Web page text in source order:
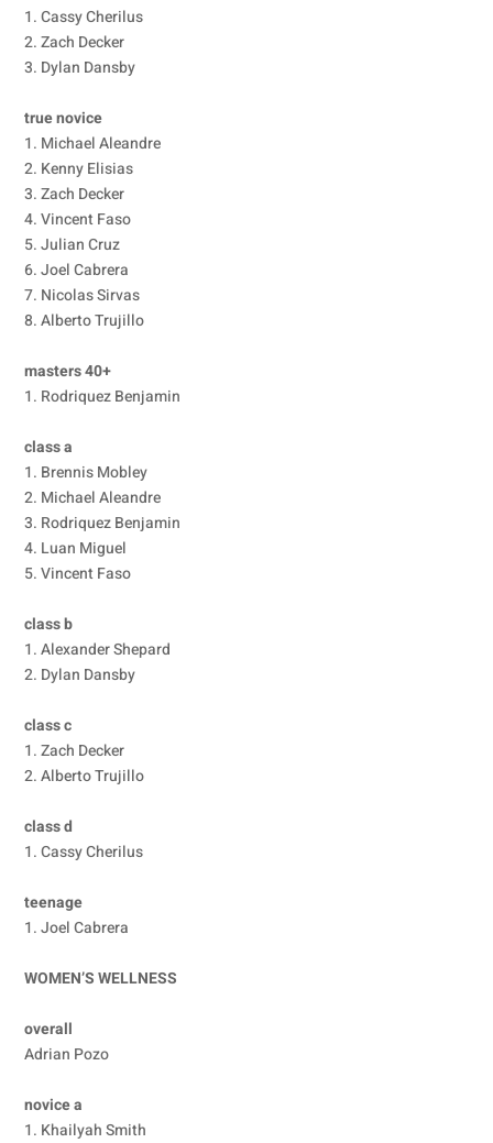
1. Cassy Cherilus
2. Zach Decker
3. Dylan Dansby
true novice
1. Michael Aleandre
2. Kenny Elisias
3. Zach Decker
4. Vincent Faso
5. Julian Cruz
6. Joel Cabrera
7. Nicolas Sirvas
8. Alberto Trujillo
masters 40+
1. Rodriquez Benjamin
class a
1. Brennis Mobley
2. Michael Aleandre
3. Rodriquez Benjamin
4. Luan Miguel
5. Vincent Faso
class b
1. Alexander Shepard
2. Dylan Dansby
class c
1. Zach Decker
2. Alberto Trujillo
class d
1. Cassy Cherilus
teenage
1. Joel Cabrera
WOMEN’S WELLNESS
overall
Adrian Pozo
novice a
1. Khailyah Smith